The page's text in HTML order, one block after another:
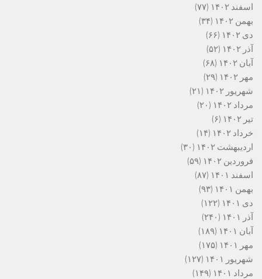
اسفند ۱۴۰۲
(۷۷)
بهمن ۱۴۰۲
(۳۴)
دی ۱۴۰۲
(۶۶)
آذر ۱۴۰۲
(۵۲)
آبان ۱۴۰۲
(۶۸)
مهر ۱۴۰۲
(۲۹)
شهریور ۱۴۰۲
(۲۱)
مرداد ۱۴۰۲
(۲۰)
تیر ۱۴۰۲
(۶)
خرداد ۱۴۰۲
(۱۴)
اردیبهشت ۱۴۰۲
(۳۰)
فروردین ۱۴۰۲
(۵۹)
اسفند ۱۴۰۱
(۸۷)
بهمن ۱۴۰۱
(۹۳)
دی ۱۴۰۱
(۱۲۲)
آذر ۱۴۰۱
(۲۴۰)
آبان ۱۴۰۱
(۱۸۹)
مهر ۱۴۰۱
(۱۷۵)
شهریور ۱۴۰۱
(۱۲۷)
مرداد ۱۴۰۱
(۱۴۹)